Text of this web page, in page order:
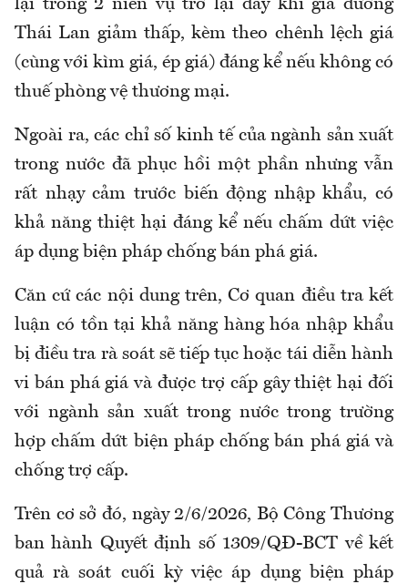
lại trong 2 niên vụ trở lại đây khi giá đường
Thái Lan giảm thấp, kèm theo chênh lệch giá
(cùng với kìm giá, ép giá) đáng kể nếu không có
thuế phòng vệ thương mại.
Ngoài ra, các chỉ số kinh tế của ngành sản xuất
trong nước đã phục hồi một phần nhưng vẫn
rất nhạy cảm trước biến động nhập khẩu, có
khả năng thiệt hại đáng kể nếu chấm dứt việc
áp dụng biện pháp chống bán phá giá.
Căn cứ các nội dung trên, Cơ quan điều tra kết
luận có tồn tại khả năng hàng hóa nhập khẩu
bị điều tra rà soát sẽ tiếp tục hoặc tái diễn hành
vi bán phá giá và được trợ cấp gây thiệt hại đối
với ngành sản xuất trong nước trong trường
hợp chấm dứt biện pháp chống bán phá giá và
chống trợ cấp.
Trên cơ sở đó, ngày 2/6/2026, Bộ Công Thương
ban hành Quyết định số 1309/QĐ-BCT về kết
quả rà soát cuối kỳ việc áp dụng biện pháp